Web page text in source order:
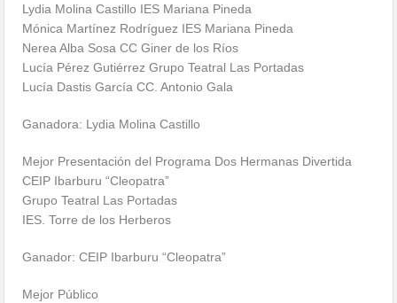
Lydia Molina Castillo IES Mariana Pineda
Mónica Martínez Rodríguez IES Mariana Pineda
Nerea Alba Sosa CC Giner de los Ríos
Lucía Pérez Gutiérrez Grupo Teatral Las Portadas
Lucía Dastis García CC. Antonio Gala
Ganadora: Lydia Molina Castillo
Mejor Presentación del Programa Dos Hermanas Divertida
CEIP Ibarburu “Cleopatra”
Grupo Teatral Las Portadas
IES. Torre de los Herberos
Ganador: CEIP Ibarburu “Cleopatra”
Mejor Público